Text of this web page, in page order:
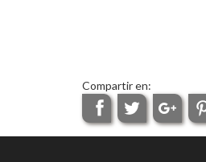
Compartir en: